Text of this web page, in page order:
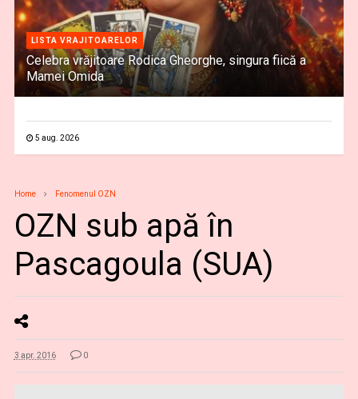
LISTA VRAJITOARELOR
Celebra vrăjitoare Rodica Gheorghe, singura fiică a
Mamei Omida
5 aug. 2026
Home Fenomenul OZN
OZN sub apă în
Pascagoula (SUA)
3 apr. 2016 0